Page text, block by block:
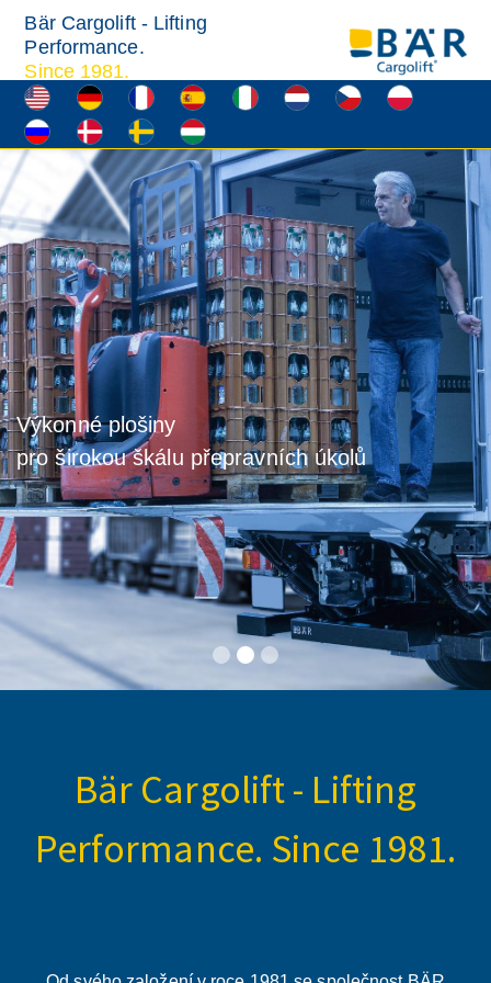
Bär Cargolift - Lifting
Performance.
Since 1981.
Výkonné plošiny
pro širokou škálu přepravních úkolů
Bär Cargolift - Lifting
Performance. Since 1981.